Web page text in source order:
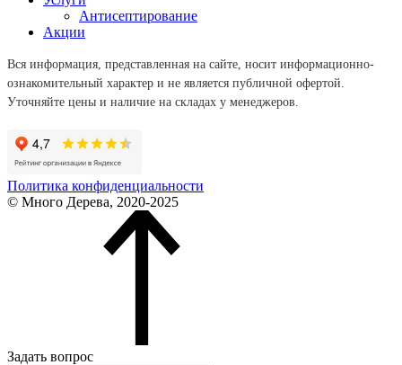
Антисептирование
Акции
Вся информация, представленная на сайте, носит информационно-
ознакомительный характер и не является публичной офертой.
Уточняйте цены и наличие на складах у менеджеров.
Политика конфиденциальности
© Много Дерева, 2020-2025
Задать вопрос